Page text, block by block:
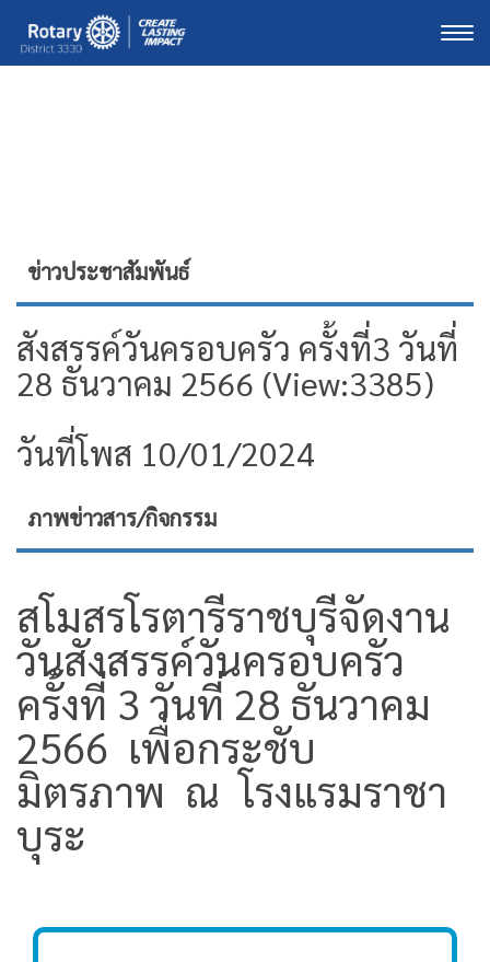
ข่าวประชาสัมพันธ์
สังสรรค์วันครอบครัว ครั้งที่3 วันที่
28 ธันวาคม 2566 (View:3385)
วันที่โพส 10/01/2024
ภาพข่าวสาร/กิจกรรม
สโมสรโรตารีราชบุรีจัดงาน
วันสังสรรค์วันครอบครัว
ครั้งที่ 3 วันที่ 28 ธันวาคม
2566 เพื่อกระชับ
มิตรภาพ ณ โรงแรมราชา
บุระ